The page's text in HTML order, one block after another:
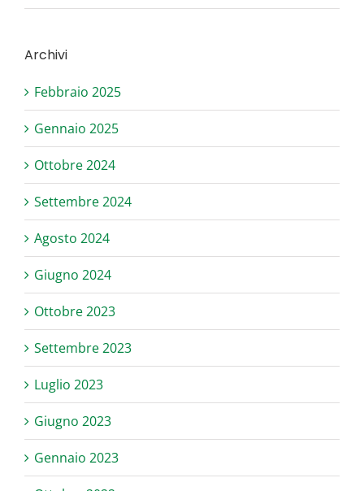
Archivi
Febbraio 2025
Gennaio 2025
Ottobre 2024
Settembre 2024
Agosto 2024
Giugno 2024
Ottobre 2023
Settembre 2023
Luglio 2023
Giugno 2023
Gennaio 2023